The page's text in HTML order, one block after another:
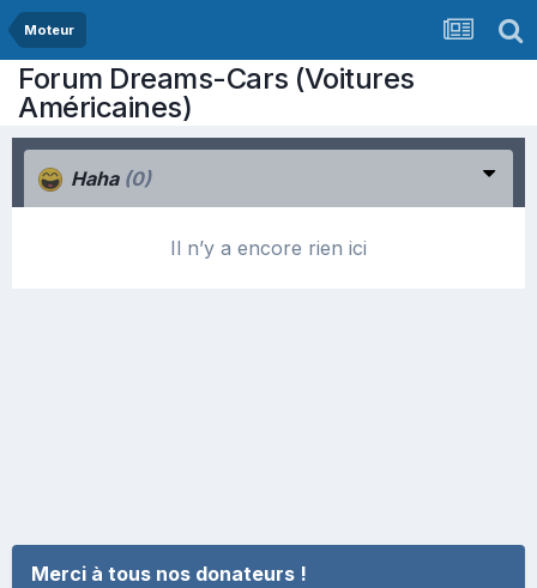
Moteur
Forum Dreams-Cars (Voitures
Américaines)
Haha (0)
Il n’y a encore rien ici
Merci à tous nos donateurs !